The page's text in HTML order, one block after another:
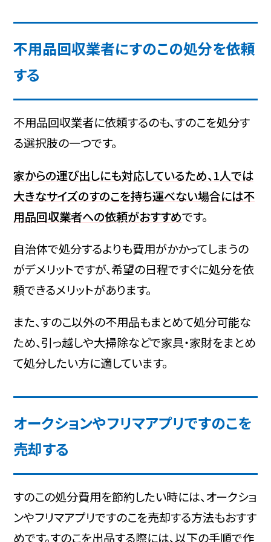
不用品回収業者にすのこの処分を依頼
する
不用品回収業者に依頼するのも、すのこを処分す
る選択肢の一つです。
家からの運び出しにも対応しているため、1人では
大きなサイズのすのこを持ち運べない場合には不
用品回収業者への依頼がおすすめです。
自治体で処分するよりも費用がかかってしまうの
がデメリットですが、希望の日程ですぐに処分を依
頼できるメリットがあります。
また、すのこ以外の不用品もまとめて処分可能な
ため、引っ越しや大掃除などで家具・家財をまとめ
て処分したい方に適しています。
オークションやフリマアプリですのこを
売却する
すのこの処分費用を節約したい時には、オークショ
ンやフリマアプリですのこを売却する方法もおすす
めです。すのこを出品する際には、以下の手順で作